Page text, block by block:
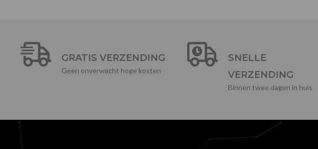
GRATIS VERZENDING
Geen onverwacht hoge kosten
SNELLE
VERZENDING
Binnen twee dagen in huis